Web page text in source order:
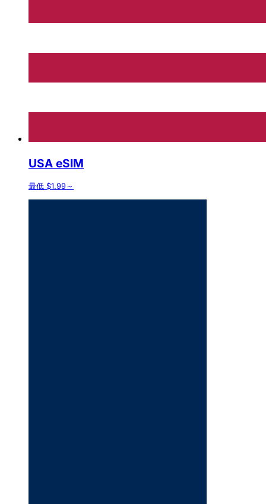
USA eSIM
最低 $1.99～